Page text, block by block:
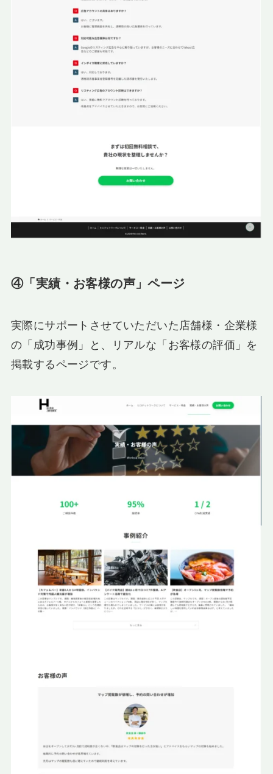
④「実績・お客様の声」ページ
実際にサポートさせていただいた店舗様・企業様
の「成功事例」と、リアルな「お客様の評価」を
掲載するページです。